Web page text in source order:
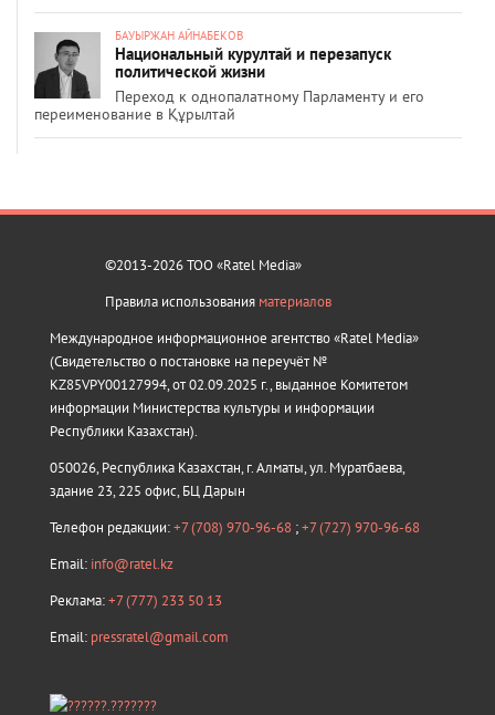
БАУЫРЖАН АЙНАБЕКОВ
Национальный курултай и перезапуск
политической жизни
Переход к однопалатному Парламенту и его
переименование в Құрылтай
©2013-2026 ТОО «Ratel Media»
Правила использования материалов
Международное информационное агентство «Ratel Media»
(Свидетельство о постановке на переучёт №
KZ85VPY00127994, от 02.09.2025 г., выданное Комитетом
информации Министерства культуры и информации
Республики Казахстан).
050026, Республика Казахстан, г. Алматы, ул. Муратбаева,
здание 23, 225 офис, БЦ Дарын
Телефон редакции:+7 (708) 970-96-68 ;+7 (727) 970-96-68
Email: info@ratel.kz
Реклама:+7 (777) 233 50 13
Email: pressratel@gmail.com